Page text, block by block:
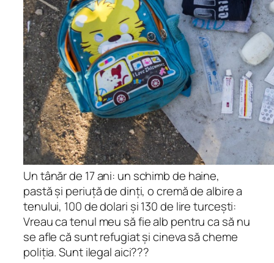
Un tânăr de 17 ani: un schimb de haine,
pastă și periuță de dinți, o cremă de albire a
tenului, 100 de dolari și 130 de lire turcești:
Vreau ca tenul meu să fie alb pentru ca să nu
se afle că sunt refugiat și cineva să cheme
poliția. Sunt ilegal aici???